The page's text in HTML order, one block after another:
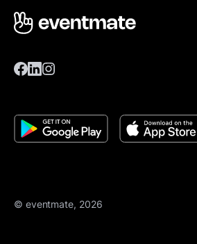
© eventmate, 2026